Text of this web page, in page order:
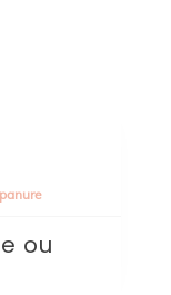
fromage
panure
ou